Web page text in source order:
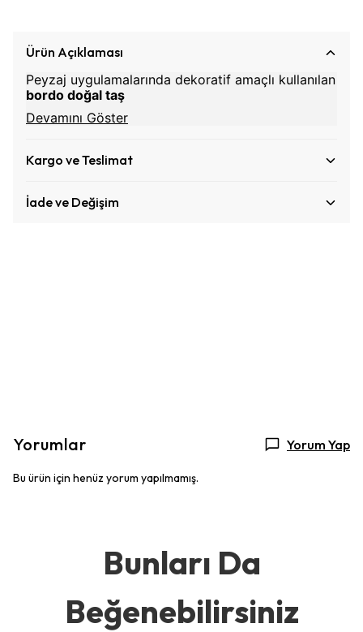
Ürün Açıklaması
Peyzaj uygulamalarında dekoratif amaçlı kullanılan
bordo doğal taş
Devamını Göster
Kargo ve Teslimat
İade ve Değişim
Yorumlar Yorum Yap
Bu ürün için henüz yorum yapılmamış.
Bunları Da
Beğenebilirsiniz